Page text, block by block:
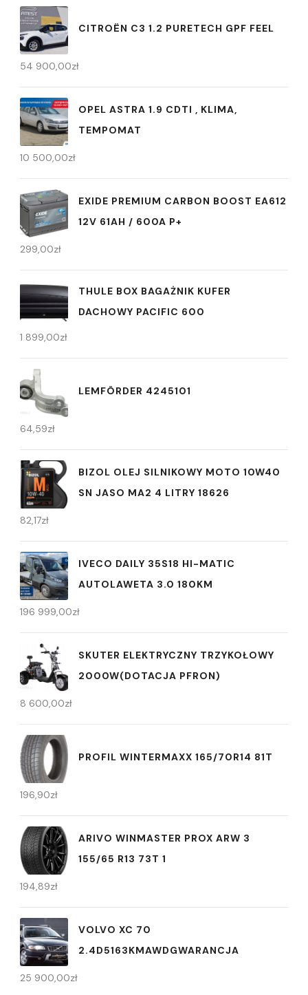
CITROËN C3 1.2 PURETECH GPF FEEL
54 900,00zł
OPEL ASTRA 1.9 CDTI , KLIMA,
TEMPOMAT
10 500,00zł
EXIDE PREMIUM CARBON BOOST EA612
12V 61AH / 600A P+
299,00zł
THULE BOX BAGAŻNIK KUFER
DACHOWY PACIFIC 600
1 899,00zł
LEMFÖRDER 4245101
64,59zł
BIZOL OLEJ SILNIKOWY MOTO 10W40
SN JASO MA2 4 LITRY 18626
82,17zł
IVECO DAILY 35S18 HI-MATIC
AUTOLAWETA 3.0 180KM
196 999,00zł
SKUTER ELEKTRYCZNY TRZYKOŁOWY
2000W(DOTACJA PFRON)
8 600,00zł
PROFIL WINTERMAXX 165/70R14 81T
196,90zł
ARIVO WINMASTER PROX ARW 3
155/65 R13 73T 1
194,89zł
VOLVO XC 70
2.4D5163KMAWDGWARANCJA
25 900,00zł